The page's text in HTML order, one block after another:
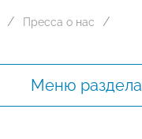
Пресса о нас
Меню раздела